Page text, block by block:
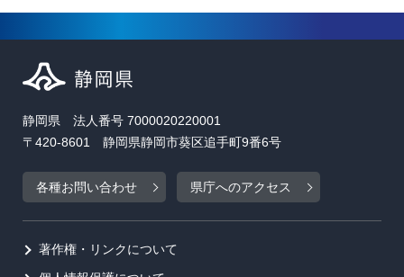
静岡県 法人番号 7000020220001
〒420-8601 静岡県静岡市葵区追手町9番6号
各種お問い合わせ 県庁へのアクセス
著作権・リンクについて